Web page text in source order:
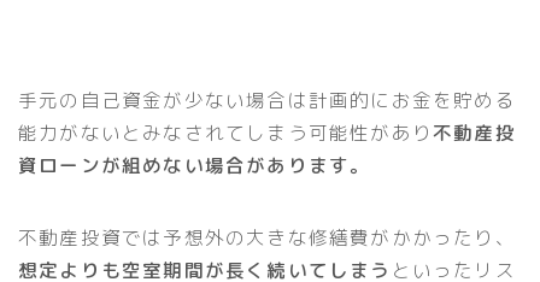
手元の自己資金が少ない場合は計画的にお金を貯める
能力がないとみなされてしまう可能性があり不動産投
資ローンが組めない場合があります。
不動産投資では予想外の大きな修繕費がかかったり、
想定よりも空室期間が長く続いてしまう といったリス